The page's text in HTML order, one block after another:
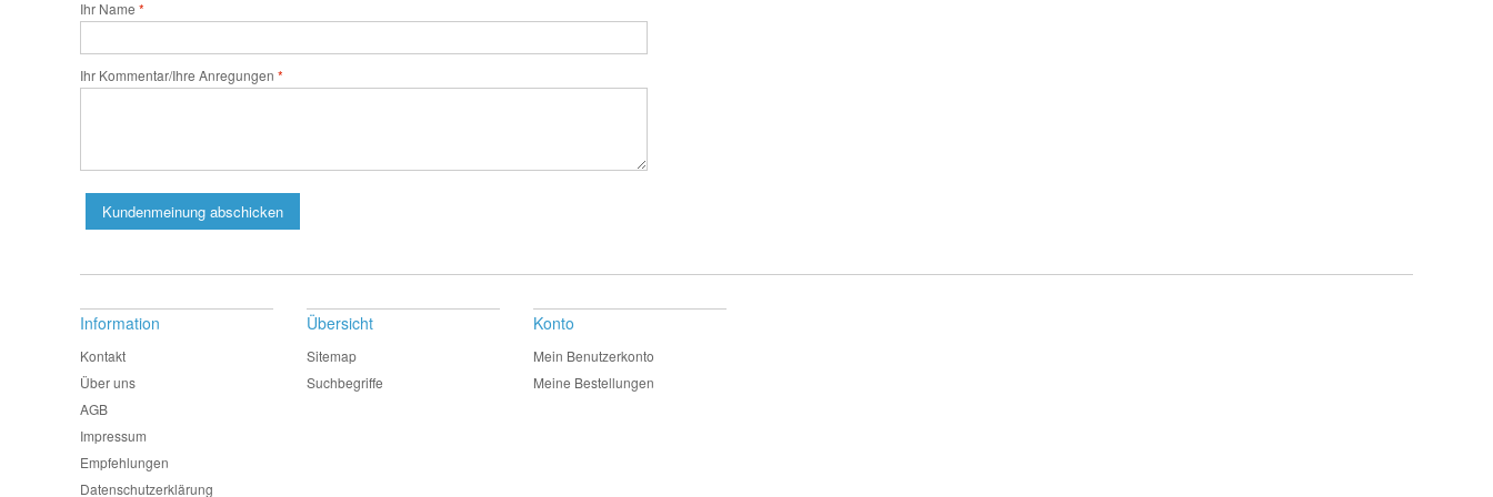
Ihr Name
Ihr Kommentar/Ihre Anregungen
Kundenmeinung abschicken
Information
Kontakt
Über uns
AGB
Impressum
Empfehlungen
Datenschutzerklärung
Übersicht
Sitemap
Suchbegriffe
Konto
Mein Benutzerkonto
Meine Bestellungen